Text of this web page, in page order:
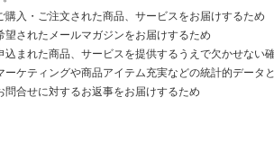
購入・ご注文された商品、サービスをお届けするため
望されたメールマガジンをお届けするため
込まれた商品、サービスを提供するうえで欠かせない
ーケティングや商品アイテム充実などの統計的データ
問合せに対するお返事をお届けするため